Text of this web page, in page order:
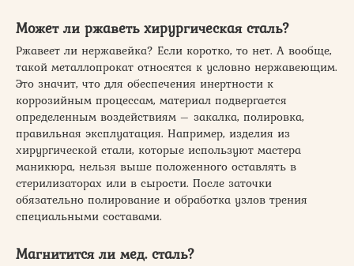
Может ли ржаветь хирургическая сталь?
Ржавеет ли нержавейка? Если коротко, то нет. А вообще,
такой металлопрокат относятся к условно нержавеющим.
Это значит, что для обеспечения инертности к
коррозийным процессам, материал подвергается
определенным воздействиям – закалка, полировка,
правильная эксплуатация. Например, изделия из
хирургической стали, которые используют мастера
маникюра, нельзя выше положенного оставлять в
стерилизаторах или в сырости. После заточки
обязательно полирование и обработка узлов трения
специальными составами.
Магнитится ли мед. сталь?